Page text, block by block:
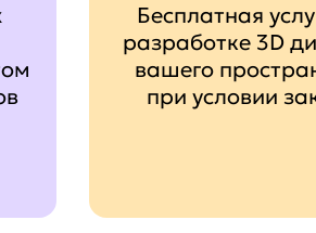
Бесплатная
разработке 3D
вашего
при условии